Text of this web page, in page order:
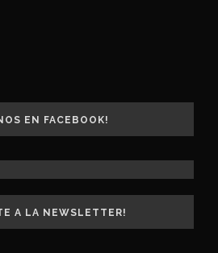
EN FACEBOOK!
A LA NEWSLETTER!